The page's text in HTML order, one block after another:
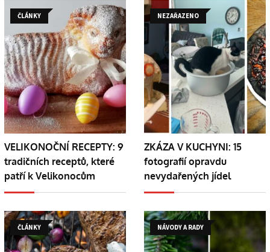
ČLÁNKY
VELIKONOČNÍ RECEPTY: 9
tradičních receptů, které
patří k Velikonocům
NEZAŘAZENO
ZKÁZA V KUCHYNI: 15
fotografií opravdu
nevydařených jídel
ČLÁNKY NÁVODY A RADY